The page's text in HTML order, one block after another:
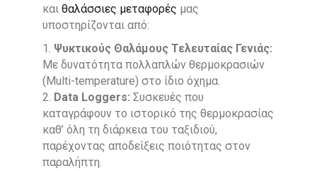
και θαλάσσιες μεταφορές μας
υποστηρίζονται από:
Ψυκτικούς Θαλάμους Τελευταίας Γενιάς:
Με δυνατότητα πολλαπλών θερμοκρασιών
(Multi-temperature) στο ίδιο όχημα.
Data Loggers: Συσκευές που
καταγράφουν το ιστορικό της θερμοκρασίας
καθ’ όλη τη διάρκεια του ταξιδιού,
παρέχοντας αποδείξεις ποιότητας στον
παραλήπτη.